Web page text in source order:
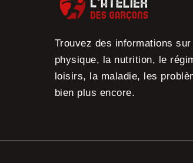
Trouvez des informations
physique, la nutrition, le
loisirs, la maladie, les
bien plus encore.